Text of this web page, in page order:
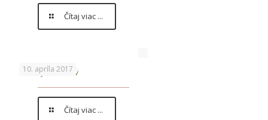
Čítaj viac ...
10. apríla 2017
Aktív jubilantov
Čítaj viac ...